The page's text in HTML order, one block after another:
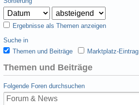
Ergebnisse als Themen anzeigen
Suche in
Themen und Beiträge
Marktplatz-Eintrag
Themen und Beiträge
Folgende Foren durchsuchen